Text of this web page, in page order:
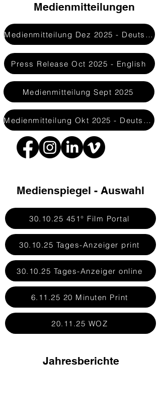
Medienmitteilungen
Medienmitteilung Dez 2025 - Deutsch
Press Release Oct 2025 - English
Medienmitteilung Sept 2025
Medienmitteilung Okt 2025 - Deutsch
Medienspiegel - Auswahl
30.10.25 451° Film Portal
30.10.25 Tages-Anzeiger print
30.10.25 Tages-Anzeiger online
6.11.25 20 Minuten Print
20.11.25 WOZ
Jahresberichte